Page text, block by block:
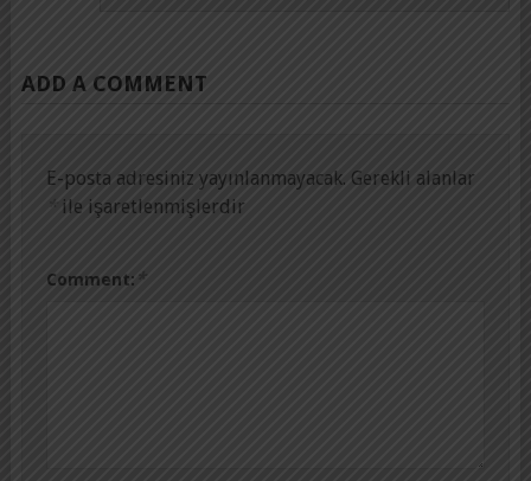
ADD A COMMENT
E-posta adresiniz yayınlanmayacak. Gerekli alanlar
* ile işaretlenmişlerdir
Comment: *